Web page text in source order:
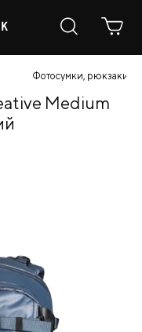
Фотосумки, рюкзаки,
Medium